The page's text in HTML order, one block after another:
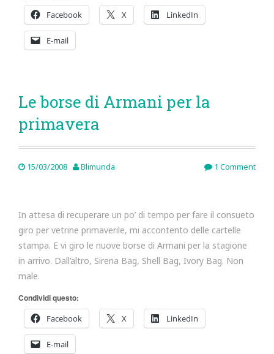
Facebook
X LinkedIn
E-mail
Le borse di Armani per la
primavera
15/03/2008 Blimunda 1 Comment
In attesa di recuperare un po’ di tempo per fare il consueto
giro per vetrine primaverile, mi accontento delle cartelle
stampa. E vi giro le nuove borse di Armani per la stagione
in arrivo. Dall’altro, Sirena Bag, Shell Bag, Ivory Bag. Non
male.
Condividi questo:
Facebook
X LinkedIn
E-mail